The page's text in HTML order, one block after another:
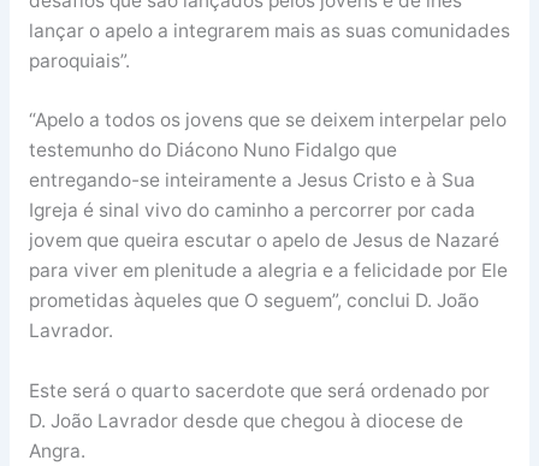
lançar o apelo a integrarem mais as suas comunidades
paroquiais”.
“Apelo a todos os jovens que se deixem interpelar pelo
testemunho do Diácono Nuno Fidalgo que
entregando-se inteiramente a Jesus Cristo e à Sua
Igreja é sinal vivo do caminho a percorrer por cada
jovem que queira escutar o apelo de Jesus de Nazaré
para viver em plenitude a alegria e a felicidade por Ele
prometidas àqueles que O seguem”, conclui D. João
Lavrador.
Este será o quarto sacerdote que será ordenado por
D. João Lavrador desde que chegou à diocese de
Angra.